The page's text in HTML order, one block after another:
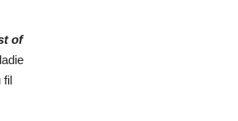
of
fil